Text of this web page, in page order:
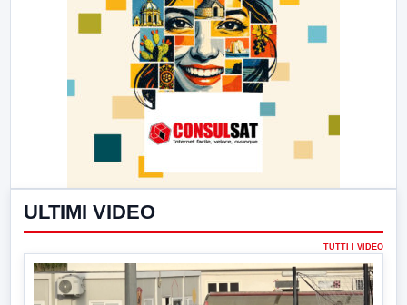
ULTIMI VIDEO
TUTTI I VIDEO